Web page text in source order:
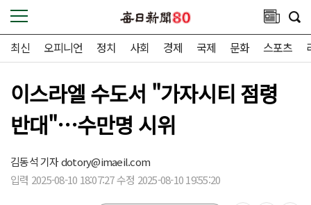
최신 오피니언 정치 사회 경제 국제 문화 스포츠
이스라엘 수도서 "가자시티 점령
반대"…수만명 시위
김동석 기자dotory@imaeil.com
입력 2025-08-10 18:07:27 수정 2025-08-10 19:55:20